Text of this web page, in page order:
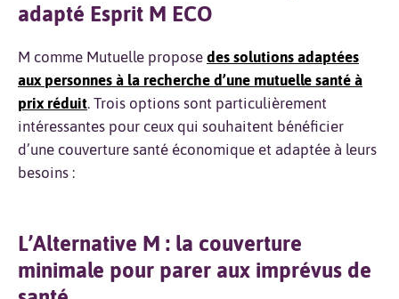
adapté Esprit M ECO
M comme Mutuelle propose des solutions adaptées
aux personnes à la recherche d’une mutuelle santé à
prix réduit. Trois options sont particulièrement
intéressantes pour ceux qui souhaitent bénéficier
d’une couverture santé économique et adaptée à leurs
besoins :
L’Alternative M : la couverture
minimale pour parer aux imprévus de